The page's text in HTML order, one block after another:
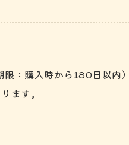
：購入時から180日以内）
ます。